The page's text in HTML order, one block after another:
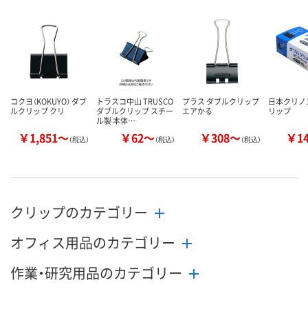
カゴへ カゴへ カ
コクヨ（KOKUYO） ダブ
ルクリップ クリ
￥1,851～（税込）
トラスコ中山 TRUSCO
ダブルクリップ スチー
ル製 本体…
￥62～（税込）
プラス ダブルクリップ
エアかる
￥308～（税込）
日本クリ
リップ
￥
クリップのカテゴリー
オフィス用品のカテゴリー
作業・研究用品のカテゴリー